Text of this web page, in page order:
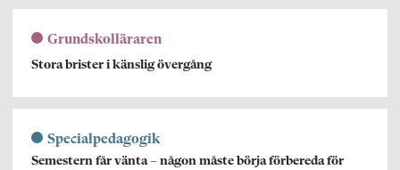
Grundskolläraren
Stora brister i känslig övergång
Specialpedagogik
Semestern får vänta – någon måste börja förbereda för